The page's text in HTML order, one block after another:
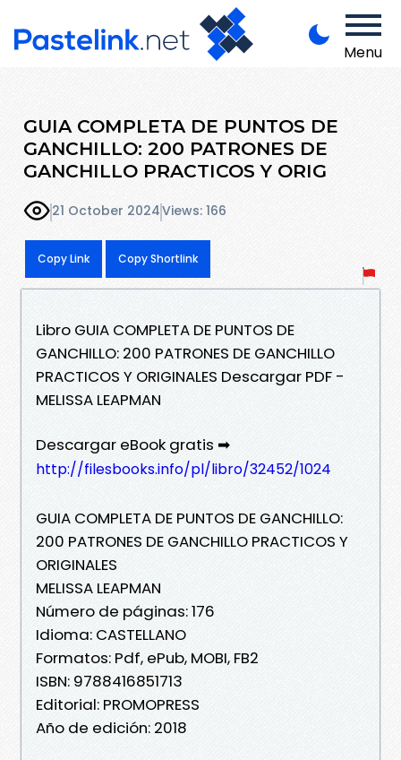
Menu
GUIA COMPLETA DE PUNTOS DE
GANCHILLO: 200 PATRONES DE
GANCHILLO PRACTICOS Y ORIG
21 October 2024Views: 166
Copy Link Copy Shortlink
Libro GUIA COMPLETA DE PUNTOS DE
GANCHILLO: 200 PATRONES DE GANCHILLO
PRACTICOS Y ORIGINALES Descargar PDF -
MELISSA LEAPMAN
Descargar eBook gratis ➡
http://filesbooks.info/pl/libro/32452/1024
GUIA COMPLETA DE PUNTOS DE GANCHILLO:
200 PATRONES DE GANCHILLO PRACTICOS Y
ORIGINALES
MELISSA LEAPMAN
Número de páginas: 176
Idioma: CASTELLANO
Formatos: Pdf, ePub, MOBI, FB2
ISBN: 9788416851713
Editorial: PROMOPRESS
Año de edición: 2018